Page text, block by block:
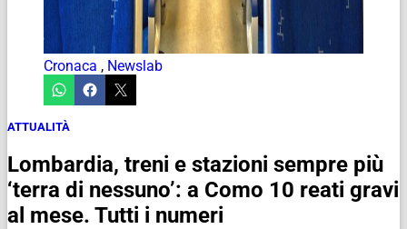
Cronaca , Newslab
ATTUALITÀ
Lombardia, treni e stazioni sempre più
‘terra di nessuno’: a Como 10 reati gravi
al mese. Tutti i numeri